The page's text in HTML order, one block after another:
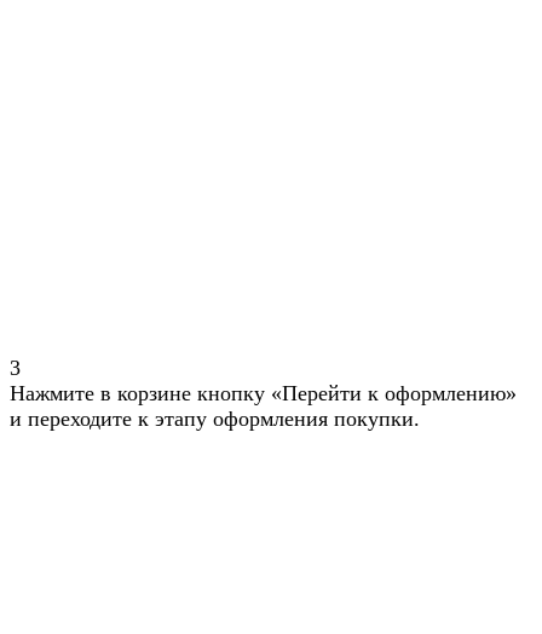
3
Нажмите в корзине кнопку «Перейти к оформлению»
и переходите к этапу оформления покупки.